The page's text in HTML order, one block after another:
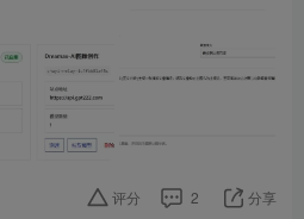
评分 2 分享